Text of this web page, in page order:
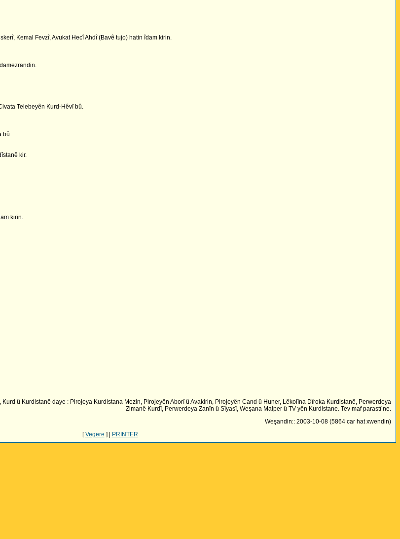
Kemal Fevzî, Avukat Hecî Ahdî (Bavê tujo) hatin îdam kirin.
Telebeyên Kurd-Hêvï bû.
bû
kir.
kirin.
û Kurdistanê daye : Pirojeya Kurdistana Mezin, Pirojeyên Aborî û Avakirin, Pirojeyên Cand û Huner, Lêkolîna Dîroka Kurdistanê, Perwerdeya
Zimanê Kurdî, Perwerdeya Zanîn û Sîyasî, Weşana Malper û TV yên Kurdistane. Tev maf parastî ne.
Weşandin:: 2003-10-08 (5864 car hat xwendin)
[Vegere ] | PRINTER